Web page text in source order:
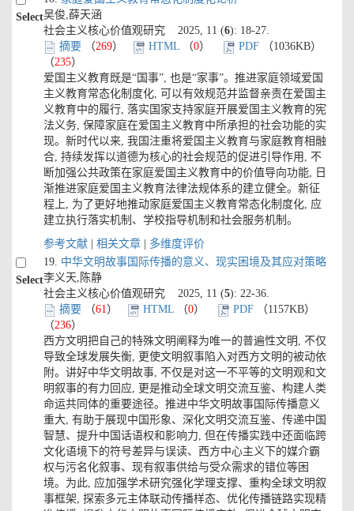
Select吴俊,薛天涵
社会主义核心价值观研究 2025, 11 (6): 18-27.
摘要（269） HTML（0） PDF（1036KB）
（235）
爱国主义教育既是“国事”, 也是“家事”。推进家庭领域爱国
主义教育常态化制度化, 可以有效规范并监督亲责在爱国主
义教育中的履行, 落实国家支持家庭开展爱国主义教育的宪
法义务, 保障家庭在爱国主义教育中所承担的社会功能的实
现。新时代以来, 我国注重将爱国主义教育与家庭教育相融
合, 持续发挥以道德为核心的社会规范的促进引导作用, 不
断加强公共政策在家庭爱国主义教育中的价值导向功能, 日
渐推进家庭爱国主义教育法律法规体系的建立健全。新征
程上, 为了更好地推动家庭爱国主义教育常态化制度化, 应
建立执行落实机制、学校指导机制和社会服务机制。
参考文献| 相关文章| 多维度评价
Select
19. 中华文明故事国际传播的意义、现实困境及其应对策略
李义天,陈静
社会主义核心价值观研究 2025, 11 (5): 22-36.
摘要（61） HTML（0） PDF（1157KB）
（236）
西方文明把自己的特殊文明阐释为唯一的普遍性文明, 不仅
导致全球发展失衡, 更使文明叙事陷入对西方文明的被动依
附。讲好中华文明故事, 不仅是对这一不平等的文明观和文
明叙事的有力回应, 更是推动全球文明交流互鉴、构建人类
命运共同体的重要途径。推进中华文明故事国际传播意义
重大, 有助于展现中国形象、深化文明交流互鉴、传递中国
智慧、提升中国话语权和影响力, 但在传播实践中还面临跨
文化语境下的符号差异与误读、西方中心主义下的媒介霸
权与污名化叙事、现有叙事供给与受众需求的错位等困
境。为此, 应加强学术研究强化学理支撑、重构全球文明叙
事框架, 探索多元主体联动传播样态、优化传播链路实现精